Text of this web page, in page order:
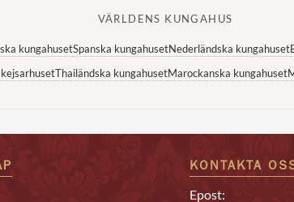
VÄRLDENS KUNGAHUS
kungahusetSpanska kungahusetNederländska kungahuset
Thailändska kungahusetMarockanska kungahuset
KONTAKTA
Epost: